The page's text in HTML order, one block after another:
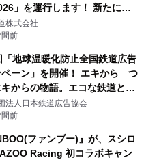
」を運行します！ 新たに
漫ビール」が参加！キリン一
み放題が復活！
株式会社
前
「地球温暖化防止全国鉄道広告
ペーン」を開催！ エキから つ
からの物語。エコな鉄道とと
法人日本鉄道広告協会
前
ファンブー)』が、スシロ
Racing 初コラボキャン